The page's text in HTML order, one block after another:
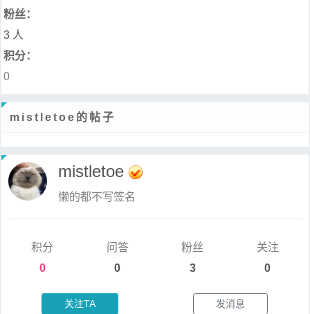
粉丝：
3 人
积分：
0
mistletoe的帖子
mistletoe
懒的都不写签名
积分
0
问答
0
粉丝
3
关注
0
关注TA 发消息